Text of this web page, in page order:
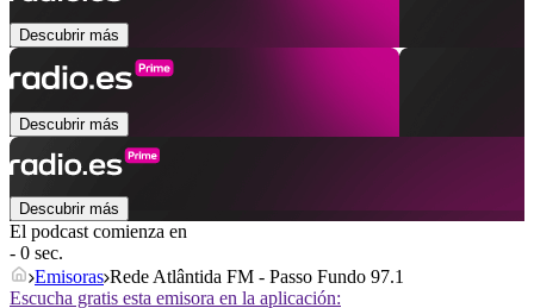
Descubrir más
Descubrir más
Descubrir más
El podcast comienza en
- 0 sec.
Emisoras Rede Atlântida FM - Passo Fundo 97.1
Escucha gratis esta emisora en la aplicación: